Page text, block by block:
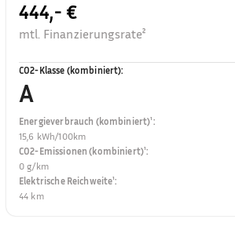
444,- €
mtl. Finanzierungsrate²
CO2-Klasse (kombiniert):
A
Energieverbrauch (kombiniert)¹:
15,6 kWh/100km
CO2-Emissionen (kombiniert)¹:
0 g/km
Elektrische Reichweite¹:
44 km